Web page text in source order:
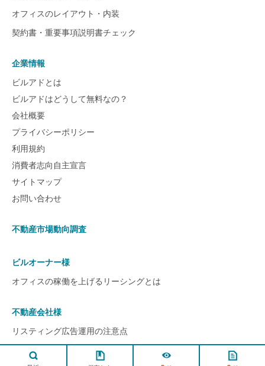
オフィスのレイアウト・内装
契約書・重要事項説明書チェック
企業情報
ビルアドとは
ビルアドはどうして無料なの？
会社概要
プライバシーポリシー
利用規約
消費者志向自主宣言
サイトマップ
お問い合わせ
不動産市場動向調査
ビルオーナー様
オフィスの稼働を上げるリーシングとは
不動産会社様
リスティング広告運用の注意点
ページ